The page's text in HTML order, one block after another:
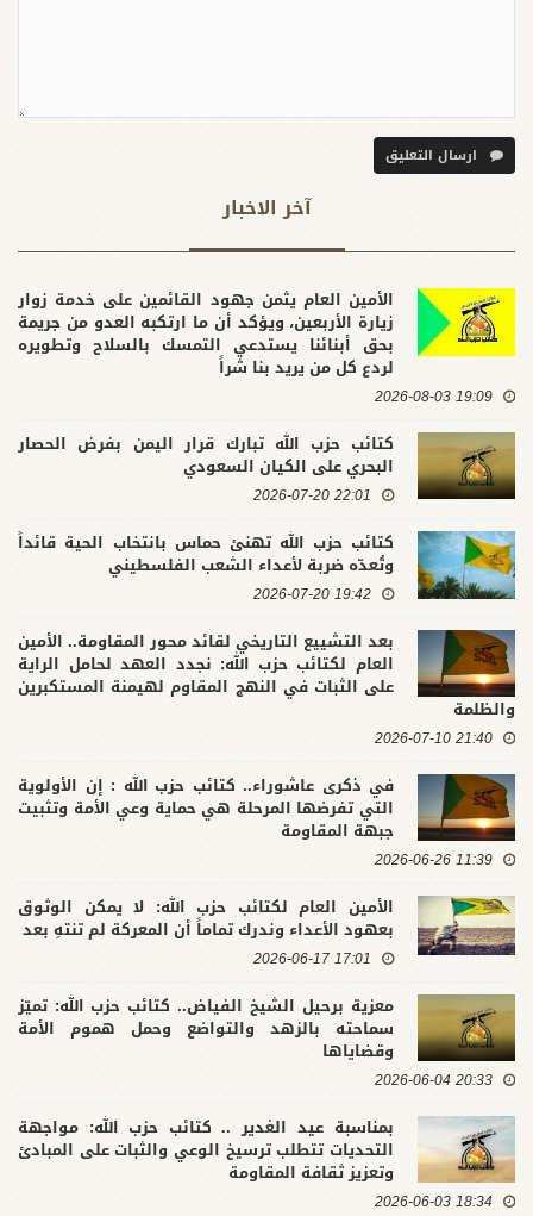
ارسال التعليق
آخر الاخبار
الأمين العام يثمن جهود القائمين على خدمة زوار
زيارة الأربعين، ويؤكد أن ما ارتكبه العدو من جريمة
بحق أبنائنا يستدعي التمسك بالسلاح وتطويره
لردع كل من يريد بنا شراً
19:09 2026-08-03
كتائب حزب الله تبارك قرار اليمن بفرض الحصار
البحري على الكيان السعودي
22:01 2026-07-20
كتائب حزب الله تهنئ حماس بانتخاب الحية قائداً
وتُعدّه ضربة لأعداء الشعب الفلسطيني
19:42 2026-07-20
بعد التشييع التاريخي لقائد محور المقاومة.. الأمين
العام لكتائب حزب الله: نجدد العهد لحامل الراية
على الثبات في النهج المقاوم لهيمنة المستكبرين
والظلمة
21:40 2026-07-10
في ذكرى عاشوراء.. كتائب حزب الله : إن الأولوية
التي تفرضها المرحلة هي حماية وعي الأمة وتثبيت
جبهة المقاومة
11:39 2026-06-26
الأمين العام لكتائب حزب الله: لا يمكن الوثوق
بعهود الأعداء وندرك تماماً أن المعركة لم تنتهِ بعد
17:01 2026-06-17
معزية برحيل الشيخ الفياض.. كتائب حزب الله: تميّز
سماحته بالزهد والتواضع وحمل هموم الأمة
وقضاياها
20:33 2026-06-04
بمناسبة عيد الغدير .. كتائب حزب الله: مواجهة
التحديات تتطلب ترسيخ الوعي والثبات على المبادئ
وتعزيز ثقافة المقاومة
18:34 2026-06-03